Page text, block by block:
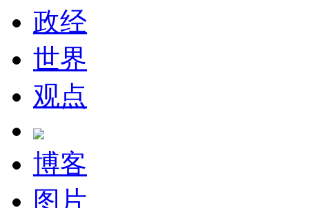
政经
世界
观点
博客
图片